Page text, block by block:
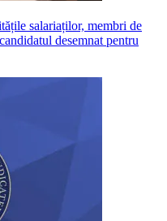
salariaților, membri de
desemnat pentru